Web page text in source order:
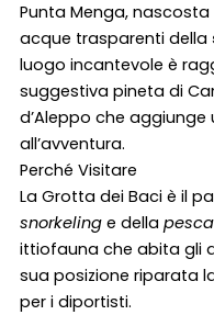
Punta Menga,
acque trasparenti della
luogo incantevole è
suggestiva pineta di
d’Aleppo che
all’avventura.
Perché Visitare
La Grotta dei Baci è il
snorkeling e della
ittiofauna che abita gli
sua posizione riparata
per i diportisti.